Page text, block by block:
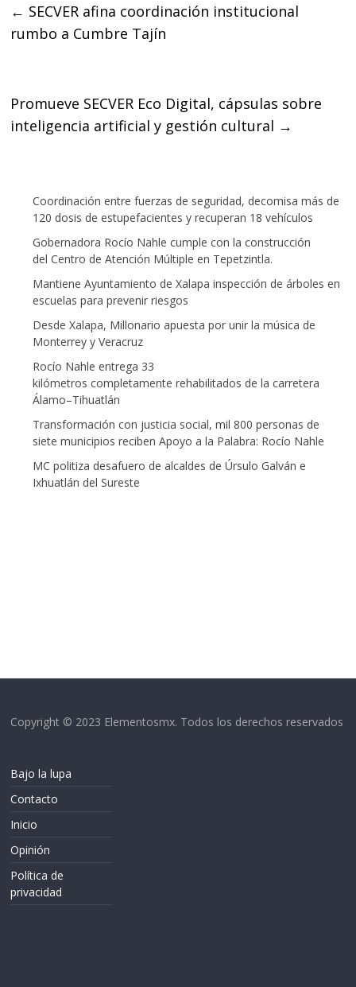
b
o
t
e
s
A
← SECVER afina coordinación institucional
rumbo a Cumbre Tajín
Promueve SECVER Eco Digital, cápsulas sobre
inteligencia artificial y gestión cultural →
Coordinación entre fuerzas de seguridad, decomisa más de
120 dosis de estupefacientes y recuperan 18 vehículos
Gobernadora Rocío Nahle cumple con la construcción
del Centro de Atención Múltiple en Tepetzintla.
Mantiene Ayuntamiento de Xalapa inspección de árboles en
escuelas para prevenir riesgos
Desde Xalapa, Millonario apuesta por unir la música de
Monterrey y Veracruz
Rocío Nahle entrega 33
kilómetros completamente rehabilitados de la carretera
Álamo–Tihuatlán
Transformación con justicia social, mil 800 personas de
siete municipios reciben Apoyo a la Palabra: Rocío Nahle
MC politiza desafuero de alcaldes de Úrsulo Galván e
Ixhuatlán del Sureste
Copyright © 2023 Elementosmx. Todos los derechos reservados
Bajo la lupa
Contacto
Inicio
Opinión
Política de
privacidad